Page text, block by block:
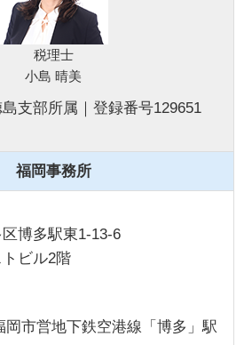
税理士
小島 晴美
島支部所属｜登録番号129651
福岡事務所
博多駅東1-13-6
ビル2階
市営地下鉄空港線「博多」駅